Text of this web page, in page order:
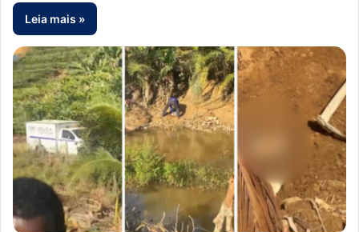
Leia mais »